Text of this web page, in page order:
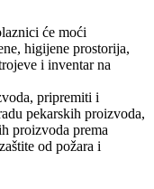
će moći
higijene prostorija,
i inventar na
pripremiti i
pekarskih proizvoda,
proizvoda prema
od požara i